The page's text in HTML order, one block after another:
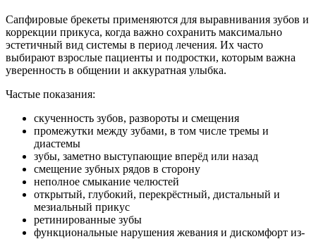
Сапфировые брекеты применяются для выравнивания зубов и
коррекции прикуса, когда важно сохранить максимально
эстетичный вид системы в период лечения. Их часто
выбирают взрослые пациенты и подростки, которым важна
уверенность в общении и аккуратная улыбка.
Частые показания:
скученность зубов, развороты и смещения
промежутки между зубами, в том числе тремы и
диастемы
зубы, заметно выступающие вперёд или назад
смещение зубных рядов в сторону
неполное смыкание челюстей
открытый, глубокий, перекрёстный, дистальный и
мезиальный прикус
ретинированные зубы
функциональные нарушения жевания и дискомфорт из-